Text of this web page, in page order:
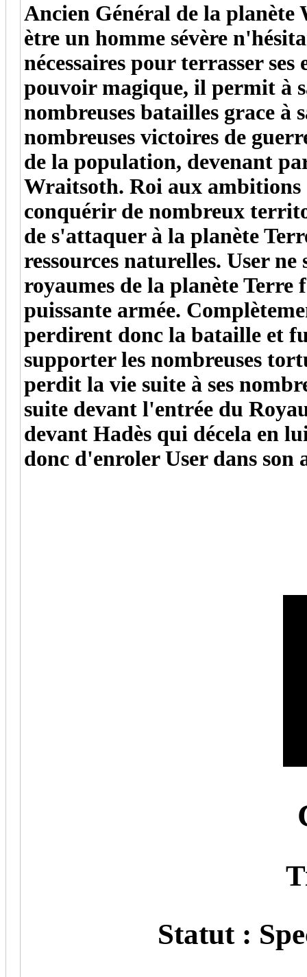
Ancien Général de la
ètre un homme sévère
nécessaires pour terrasser
pouvoir magique, il permit à
nombreuses batailles grace à
nombreuses victoires de
de la population, devenant
Wraitsoth. Roi aux ambitions
conquérir de nombreux
de s'attaquer à la planète
ressources naturelles. User
royaumes de la planète
puissante armée.
perdirent donc la bataille et
supporter les nombreuses
perdit la vie suite à ses
suite devant l'entrée du
devant Hadès qui décela en
donc d'enroler User dans son
Statut :